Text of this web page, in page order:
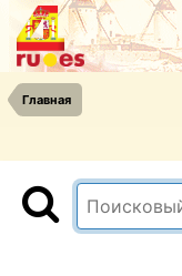
Главная